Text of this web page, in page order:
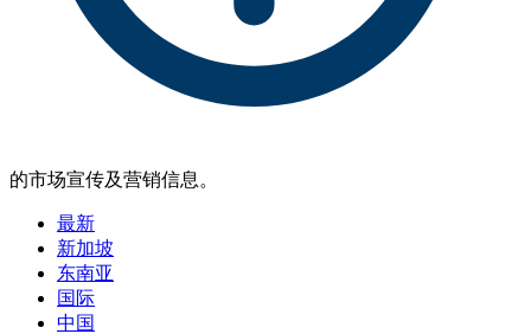
的市场宣传及营销信息。
最新
新加坡
东南亚
国际
中国